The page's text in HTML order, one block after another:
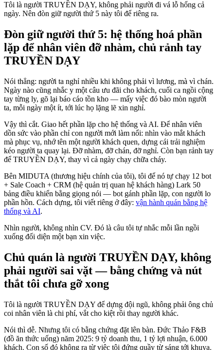
Tôi là người TRUYỀN DẠY, không phải người đi vá lỗ hổng cả
ngày. Nên đòn giữ người thứ 5 này tôi để riêng ra.
Đòn giữ người thứ 5: hệ thống hoá phần
lặp để nhân viên đỡ nhàm, chủ rảnh tay
TRUYỀN DẠY
Nói thẳng: người ta nghỉ nhiều khi không phải vì lương, mà vì chán.
Ngày nào cũng nhắc y một câu ưu đãi cho khách, cuối ca ngồi cộng
tay từng ly, gõ lại báo cáo tồn kho — mấy việc đó bào mòn người
ta, mỗi ngày một ít, tới lúc họ lặng lẽ xin nghỉ.
Vậy thì cắt. Giao hết phần lặp cho hệ thống và AI. Để nhân viên
dồn sức vào phần chỉ con người mới làm nổi: nhìn vào mắt khách
mà phục vụ, nhớ tên một người khách quen, dựng cái trải nghiệm
kéo người ta quay lại. Đỡ nhàm, đỡ chán, đỡ nghỉ. Còn bạn rảnh tay
để TRUYỀN DẠY, thay vì cả ngày chạy chữa cháy.
Bên MIDUTA (thương hiệu chính của tôi), tôi để nó tự chạy 12 bot
+ Sale Coach + CRM (hệ quản trị quan hệ khách hàng) Lark 50
bảng điều khiển bằng giọng nói — bot gánh phần lặp, con người lo
phần hồn. Cách dựng, tôi viết riêng ở đây: vận hành quán bằng hệ
thống và AI.
Nhìn người, không nhìn CV. Đó là câu tôi tự nhắc mỗi lần ngồi
xuống đối diện một bạn xin việc.
Chủ quán là người TRUYỀN DẠY, không
phải người sai vặt — bằng chứng và nút
thắt tôi chưa gỡ xong
Tôi là người TRUYỀN DẠY để dựng đội ngũ, không phải ông chủ
coi nhân viên là chi phí, vắt cho kiệt rồi thay người khác.
Nói thì dễ. Nhưng tôi có bằng chứng đặt lên bàn. Đức Thảo F&B
(đồ ăn thức uống) năm 2025: 9 tỷ doanh thu, 1 tỷ lợi nhuận, 6.000
khách. Con số đó không ra từ việc tôi đứng quầy từ sáng tới khuya.